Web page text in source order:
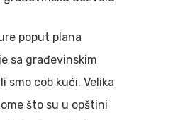
poput plana
sa građevinskim
smo cob kući. Velika
što su u opštini